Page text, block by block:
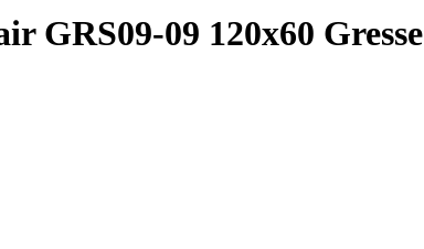
GRS09-09 120х60 Gresse